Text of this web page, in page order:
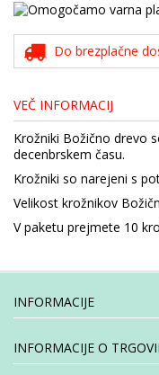
Do brezplačne
VEČ INFORMACIJ
Krožniki Božično drevo
decenbrskem času.
Krožniki so narejeni s
Velikost krožnikov
V paketu prejmete 10
INFORMACIJE
INFORMACIJE O